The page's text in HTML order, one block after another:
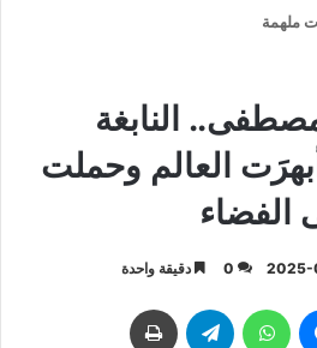
ملهمة
النابغة
العالم وحملت
الفضاء
2025-
0 دقيقة واحدة